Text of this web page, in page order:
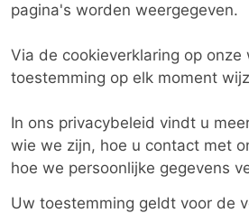
pagina's worden weergegeven.
Via de cookieverklaring op
toestemming op elk moment
In ons privacybeleid vindt u
wie we zijn, hoe u contact met
hoe we persoonlijke gegevens
Uw toestemming geldt voor de